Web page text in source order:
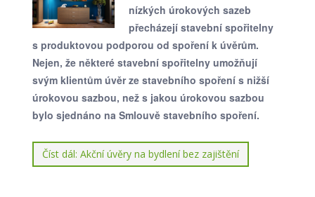
nízkých úrokových sazeb
přecházejí stavební spořitelny
s produktovou podporou od spoření k úvěrům.
Nejen, že některé stavební spořitelny umožňují
svým klientům úvěr ze stavebního spoření s nižší
úrokovou sazbou, než s jakou úrokovou sazbou
bylo sjednáno na Smlouvě stavebního spoření.
Číst dál: Akční úvěry na bydlení bez zajištění